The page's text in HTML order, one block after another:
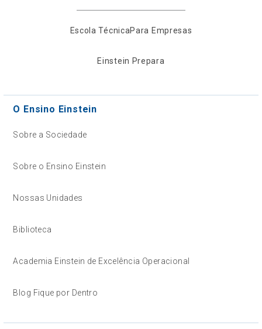
Escola TécnicaPara Empresas
Einstein Prepara
O Ensino Einstein
Sobre a Sociedade
Sobre o Ensino Einstein
Nossas Unidades
Biblioteca
Academia Einstein de Excelência Operacional
Blog Fique por Dentro